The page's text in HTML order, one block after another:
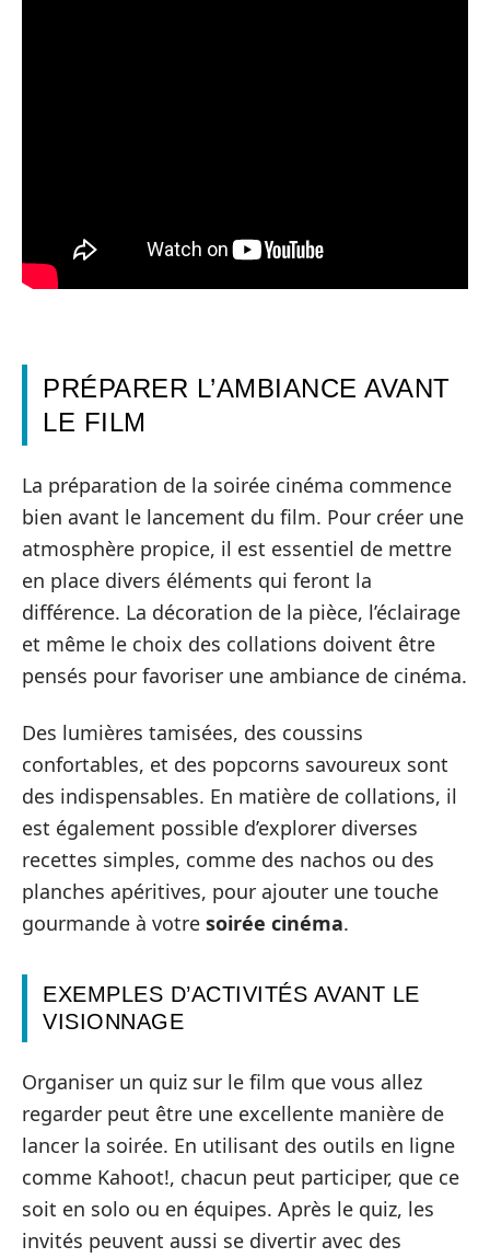
PRÉPARER L’AMBIANCE AVANT
LE FILM
La préparation de la soirée cinéma commence
bien avant le lancement du film. Pour créer une
atmosphère propice, il est essentiel de mettre
en place divers éléments qui feront la
différence. La décoration de la pièce, l’éclairage
et même le choix des collations doivent être
pensés pour favoriser une ambiance de cinéma.
Des lumières tamisées, des coussins
confortables, et des popcorns savoureux sont
des indispensables. En matière de collations, il
est également possible d’explorer diverses
recettes simples, comme des nachos ou des
planches apéritives, pour ajouter une touche
gourmande à votre soirée cinéma.
EXEMPLES D’ACTIVITÉS AVANT LE
VISIONNAGE
Organiser un quiz sur le film que vous allez
regarder peut être une excellente manière de
lancer la soirée. En utilisant des outils en ligne
comme Kahoot!, chacun peut participer, que ce
soit en solo ou en équipes. Après le quiz, les
invités peuvent aussi se divertir avec des